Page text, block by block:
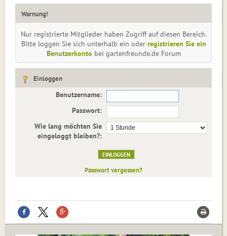
Warnung!
Nur registrierte Mitglieder haben Zugriff auf diesen Bereich.
Bitte loggen Sie sich unterhalb ein oder registrieren Sie ein
Benutzerkonto bei gartenfreunde.de Forum
Einloggen
Benutzername:
Passwort:
Wie lang möchten Sie
eingeloggt bleiben?:
Passwort vergessen?